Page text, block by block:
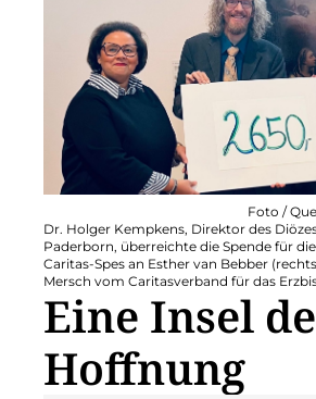
Dr. Holger Kempkens, Direktor des
Paderborn, überreichte die Spende für
Caritas-Spes an Esther van Bebber
Mersch vom Caritasverband für das
Foto /
Eine Insel
Hoffnung